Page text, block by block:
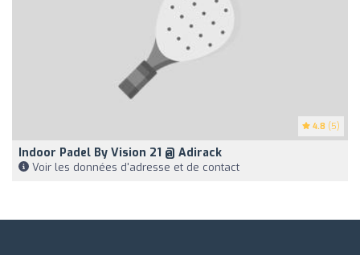
4.8 (5)
Indoor Padel By Vision 21 @ Adirack
Voir les données d'adresse et de contact